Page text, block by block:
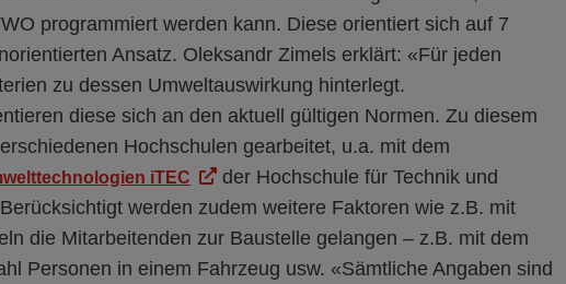
programmiert werden kann. Diese orientiert sich auf 7
Ansatz. Oleksandr Zimels erklärt: «Für jeden
zu dessen Umweltauswirkung hinterlegt.
diese sich an den aktuell gültigen Normen. Zu diesem
Hochschulen gearbeitet, u.a. mit dem
iTEC
der Hochschule für Technik und
werden zudem weitere Faktoren wie z.B. mit
die Mitarbeitenden zur Baustelle gelangen – z.B. mit dem
Personen in einem Fahrzeug usw. «Sämtliche Angaben sind